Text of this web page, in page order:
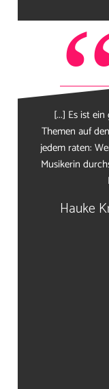
[...] Es ist
Themen auf
jedem raten:
Musikerin
Hauke